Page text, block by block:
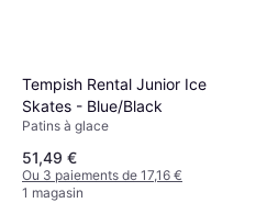
Tempish Rental Junior Ice
Skates - Blue/Black
Patins à glace
51,49 €
Ou 3 paiements de 17,16 €
1 magasin